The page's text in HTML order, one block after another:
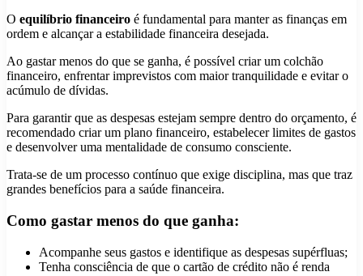
O equilíbrio financeiro é fundamental para manter as finanças em
ordem e alcançar a estabilidade financeira desejada.
Ao gastar menos do que se ganha, é possível criar um colchão
financeiro, enfrentar imprevistos com maior tranquilidade e evitar o
acúmulo de dívidas.
Para garantir que as despesas estejam sempre dentro do orçamento, é
recomendado criar um plano financeiro, estabelecer limites de gastos
e desenvolver uma mentalidade de consumo consciente.
Trata-se de um processo contínuo que exige disciplina, mas que traz
grandes benefícios para a saúde financeira.
Como gastar menos do que ganha:
Acompanhe seus gastos e identifique as despesas supérfluas;
Tenha consciência de que o cartão de crédito não é renda